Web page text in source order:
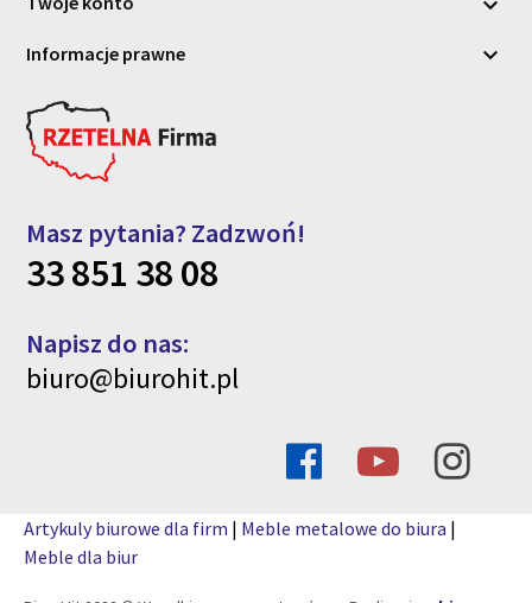
Informacje prawne 
Masz pytania? Zadzwoń!
33 851 38 08
Napisz do nas:
biuro@biurohit.pl
Artykuly biurowe dla firm | Meble metalowe do biura |
Meble dla biur